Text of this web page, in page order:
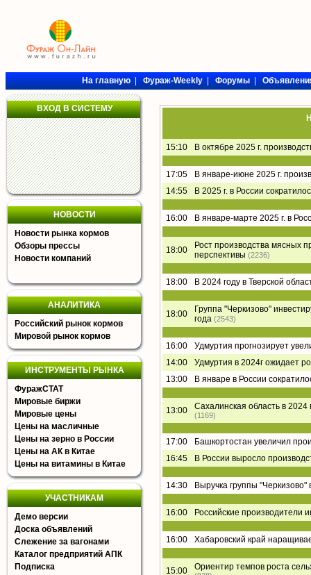
На главную|Фураж-Weekly|Форумы|
ВХОД В СИСТЕМУ
НОВОСТИ
Новости рынка кормов
Обзоры прессы
Новости компаний
АНАЛИТИКА
Российский рынок кормов
Мировой рынок кормов
ИНСТРУМЕНТЫ РЫНКА
ФуражСТАТ
Мировые биржи
Мировые цены
Цены на масличные
Цены на зерно в России
Цены на АК в Китае
Цены на витамины в Китае
УЧАСТНИКАМ
Демо версии
Доска объявлений
Слежение за вагонами
Каталог предприятий АПК
Подписка
15:10 В октябре 2025 г.
17:05
В январе-июне 2025 г.
14:55
В 2025 г. в России
16:00 В январе-марте 2025 г. в
18:00
Рост производства мясных
перспективы (2236)
18:00 В 2024 году в Тверской
18:00
Группа "Черкизово"
года (2543)
16:00
Удмуртия прогнозирует
14:00
Удмуртия в 2024г ожидает
13:00
В январе в России
13:00 Сахалинская область в
(1169)
17:00
Башкортостан увеличил
16:45
В России выросло
14:30 Выручка группы
16:00 Российские производители
16:00 Хабаровский край
15:00 Ориентир темпов роста